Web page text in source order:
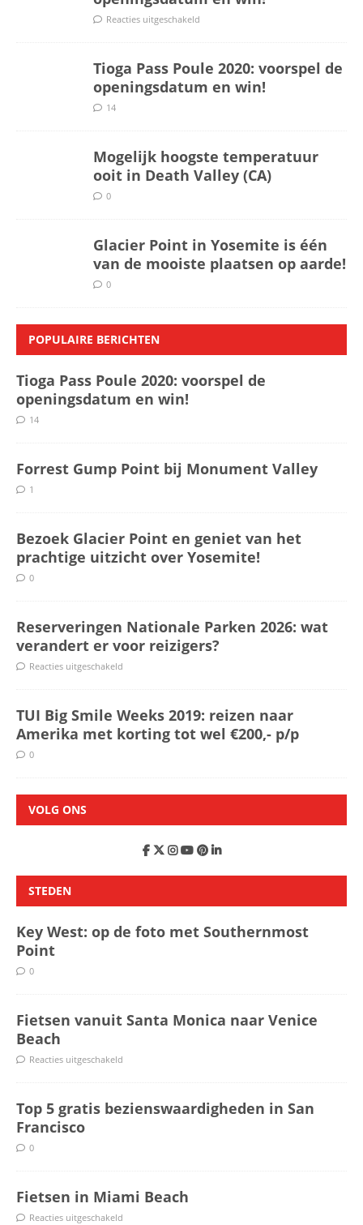
Reacties uitgeschakeld
Tioga Pass Poule 2020: voorspel de
openingsdatum en win!
14
Mogelijk hoogste temperatuur
ooit in Death Valley (CA)
0
Glacier Point in Yosemite is één
van de mooiste plaatsen op aarde!
0
POPULAIRE BERICHTEN
Tioga Pass Poule 2020: voorspel de
openingsdatum en win!
14
Forrest Gump Point bij Monument Valley
1
Bezoek Glacier Point en geniet van het
prachtige uitzicht over Yosemite!
0
Reserveringen Nationale Parken 2026: wat
verandert er voor reizigers?
Reacties uitgeschakeld
TUI Big Smile Weeks 2019: reizen naar
Amerika met korting tot wel €200,- p/p
0
VOLG ONS
STEDEN
Key West: op de foto met Southernmost
Point
0
Fietsen vanuit Santa Monica naar Venice
Beach
Reacties uitgeschakeld
Top 5 gratis bezienswaardigheden in San
Francisco
0
Fietsen in Miami Beach
Reacties uitgeschakeld